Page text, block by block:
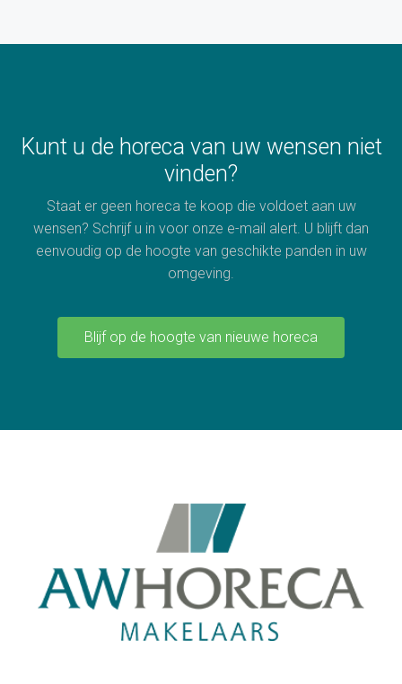
Kunt u de horeca van uw wensen niet
vinden?
Staat er geen horeca te koop die voldoet aan uw
wensen? Schrijf u in voor onze e-mail alert. U blijft dan
eenvoudig op de hoogte van geschikte panden in uw
omgeving.
Blijf op de hoogte van nieuwe horeca